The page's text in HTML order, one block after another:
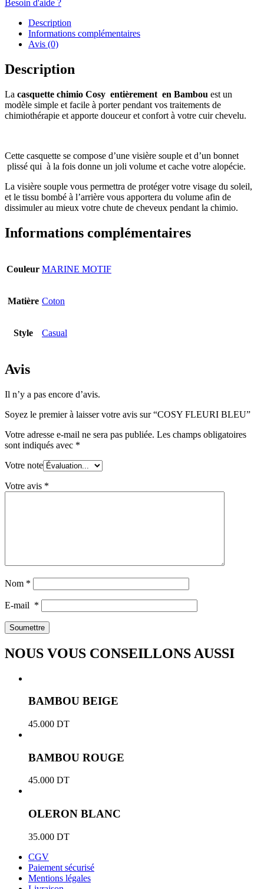
Besoin d'aide ?
Description
Informations complémentaires
Avis (0)
Description
La casquette chimio Cosy entièrement en Bambou est un
modèle simple et facile à porter pendant vos traitements de
chimiothérapie et apporte douceur et confort à votre cuir chevelu.
Cette casquette se compose d’une visière souple et d’un bonnet
plissé qui à la fois donne un joli volume et cache votre alopécie.
La visière souple vous permettra de protéger votre visage du soleil,
et le tissu bombé à l’arrière vous apportera du volume afin de
dissimuler au mieux votre chute de cheveux pendant la chimio.
Informations complémentaires
Couleur MARINE MOTIF
Matière Coton
Style Casual
Avis
Il n’y a pas encore d’avis.
Soyez le premier à laisser votre avis sur “COSY FLEURI BLEU”
Votre adresse e-mail ne sera pas publiée. Les champs obligatoires
sont indiqués avec *
Votre note
Votre avis *
Nom *
E-mail *
NOUS VOUS CONSEILLONS AUSSI
BAMBOU BEIGE
45.000 DT
BAMBOU ROUGE
45.000 DT
OLERON BLANC
35.000 DT
CGV
Paiement sécurisé
Mentions légales